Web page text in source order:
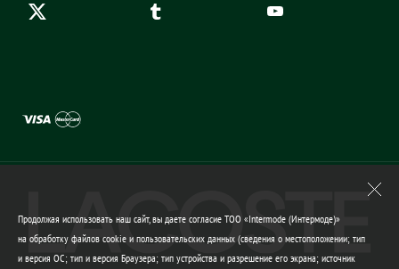
Продолжая использовать наш сайт, вы даете согласие ТОО «Intermode (Интермоде)»
на обработку файлов cookie и пользовательских данных (сведения о местоположении; тип
и версия ОС; тип и версия Браузера; тип устройства и разрешение его экрана; источник